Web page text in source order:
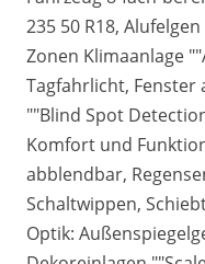
235 50 R18,
Zonen Klimaanlage
Tagfahrlicht, Fenster
""Blind Spot
Komfort und
abblendbar,
Schaltwippen,
Optik: